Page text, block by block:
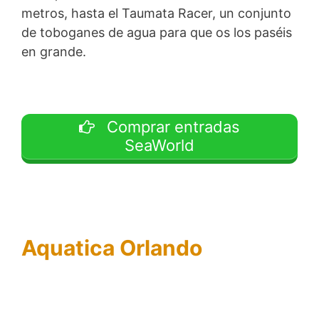
metros, hasta el Taumata Racer, un conjunto
de toboganes de agua para que os los paséis
en grande.
Comprar entradas
SeaWorld
Aquatica Orlando